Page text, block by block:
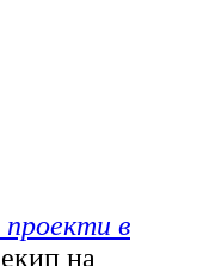
в
на